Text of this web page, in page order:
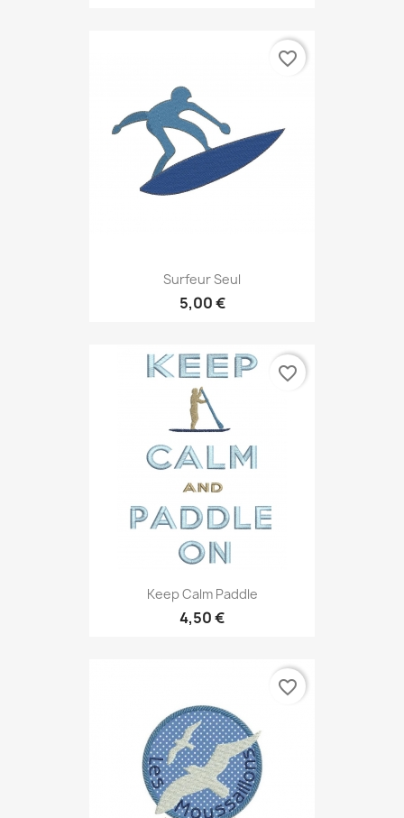
Surfeur Seul
5,00 €
favorite_border
Keep Calm Paddle
4,50 €
favorite_border
favorite_border